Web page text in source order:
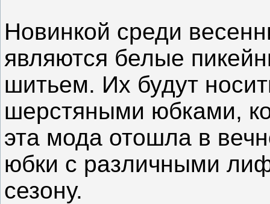
Новинкой среди
являются белые
шитьем. Их будут
шерстяными юбками,
эта мода отошла в
юбки с различными
сезону.